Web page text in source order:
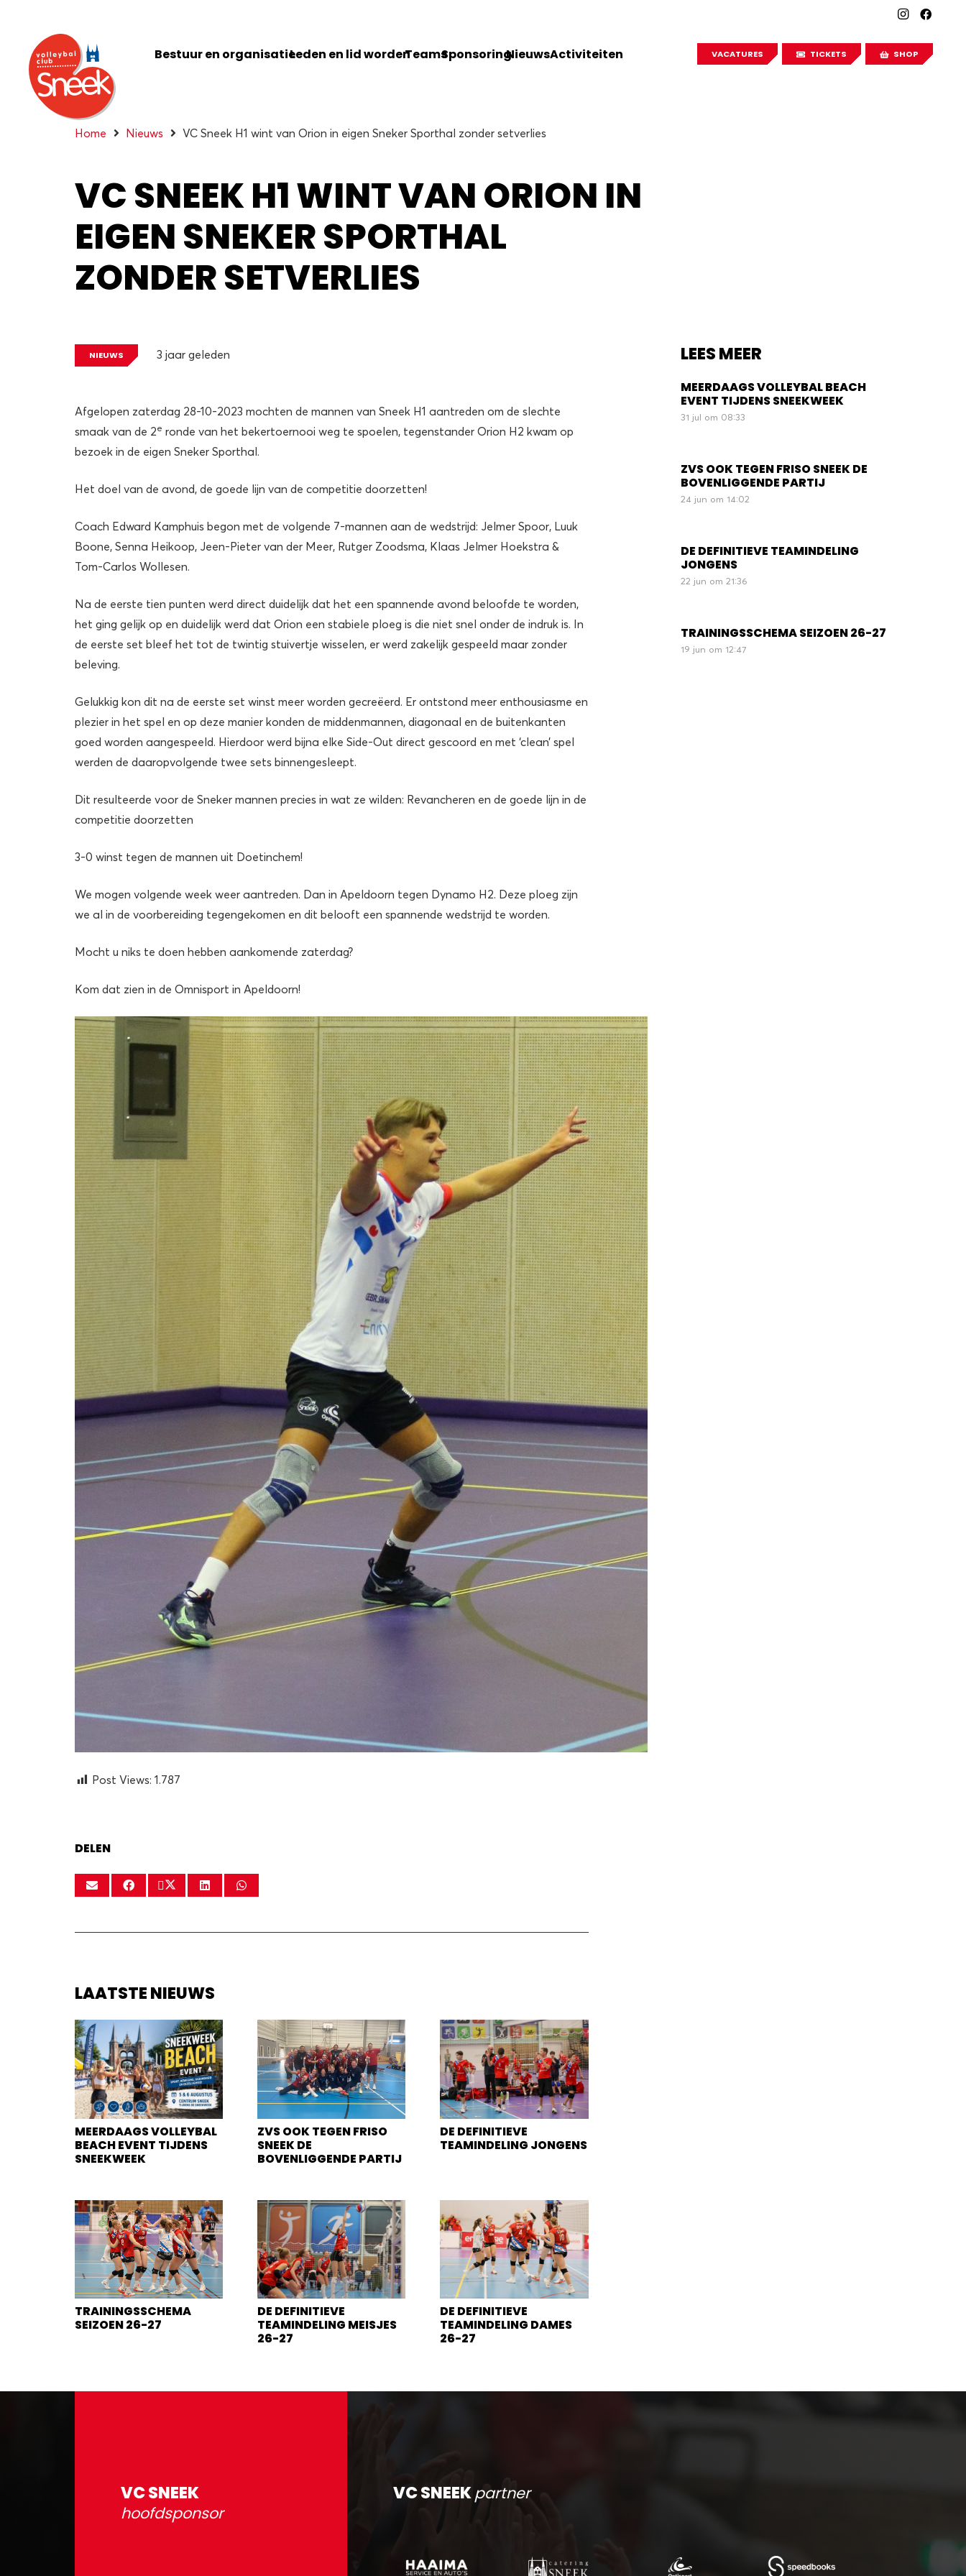
Bestuur en organisatieLeden en lid wordenTeamsSponsoringNieuwsActiviteiten VACATURES TICKETS SHOP
Home Nieuws VC Sneek H1 wint van Orion in eigen Sneker Sporthal zonder setverlies
VC SNEEK H1 WINT VAN ORION IN
EIGEN SNEKER SPORTHAL
ZONDER SETVERLIES
NIEUWS 3 jaar geleden
Afgelopen zaterdag 28-10-2023 mochten de mannen van Sneek H1 aantreden om de slechte
smaak van de 2e ronde van het bekertoernooi weg te spoelen, tegenstander Orion H2 kwam op
bezoek in de eigen Sneker Sporthal.
Het doel van de avond, de goede lijn van de competitie doorzetten!
Coach Edward Kamphuis begon met de volgende 7-mannen aan de wedstrijd: Jelmer Spoor, Luuk
Boone, Senna Heikoop, Jeen-Pieter van der Meer, Rutger Zoodsma, Klaas Jelmer Hoekstra &
Tom-Carlos Wollesen.
Na de eerste tien punten werd direct duidelijk dat het een spannende avond beloofde te worden,
het ging gelijk op en duidelijk werd dat Orion een stabiele ploeg is die niet snel onder de indruk is. In
de eerste set bleef het tot de twintig stuivertje wisselen, er werd zakelijk gespeeld maar zonder
beleving.
Gelukkig kon dit na de eerste set winst meer worden gecreëerd. Er ontstond meer enthousiasme en
plezier in het spel en op deze manier konden de middenmannen, diagonaal en de buitenkanten
goed worden aangespeeld. Hierdoor werd bijna elke Side-Out direct gescoord en met ‘clean’ spel
werden de daaropvolgende twee sets binnengesleept.
Dit resulteerde voor de Sneker mannen precies in wat ze wilden: Revancheren en de goede lijn in de
competitie doorzetten
3-0 winst tegen de mannen uit Doetinchem!
We mogen volgende week weer aantreden. Dan in Apeldoorn tegen Dynamo H2. Deze ploeg zijn
we al in de voorbereiding tegengekomen en dit belooft een spannende wedstrijd te worden.
Mocht u niks te doen hebben aankomende zaterdag?
Kom dat zien in de Omnisport in Apeldoorn!
Post Views: 1.787
DELEN
LAATSTE NIEUWS
MEERDAAGS VOLLEYBAL
BEACH EVENT TIJDENS
SNEEKWEEK
ZVS OOK TEGEN FRISO
SNEEK DE
BOVENLIGGENDE PARTIJ
DE DEFINITIEVE
TEAMINDELING JONGENS
TRAININGSSCHEMA
SEIZOEN 26-27
DE DEFINITIEVE
TEAMINDELING MEISJES
26-27
DE DEFINITIEVE
TEAMINDELING DAMES
26-27
LEES MEER
MEERDAAGS VOLLEYBAL BEACH
EVENT TIJDENS SNEEKWEEK
31 jul om 08:33
ZVS OOK TEGEN FRISO SNEEK DE
BOVENLIGGENDE PARTIJ
24 jun om 14:02
DE DEFINITIEVE TEAMINDELING
JONGENS
22 jun om 21:36
TRAININGSSCHEMA SEIZOEN 26-27
19 jun om 12:47
VC SNEEK
hoofdsponsor
VC SNEEKpartner